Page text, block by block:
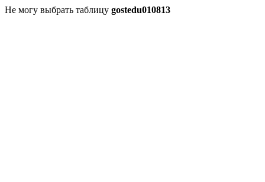
Не могу выбрать таблицу gostedu010813